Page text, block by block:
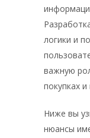
логики и
важную
покупках
Ниже вы
нюансы